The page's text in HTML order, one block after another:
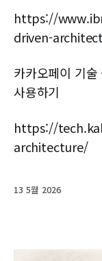
https://
driven-
카카오페이 기
사용하기
https://
architecture/
13 5월 2026